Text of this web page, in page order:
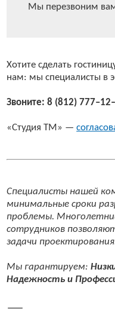
Мы перезвоним
Хотите сделать
нам: мы специалисты в
Звоните: 8 (812)
«Студия ТМ» —
Специалисты нашей
минимальные сроки
проблемы.
сотрудников
задачи
Мы гарантируем:
Надежность и